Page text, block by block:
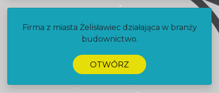
Firma z miasta Żelisławiec działająca w branży
budownictwo.
OTWÓRZ